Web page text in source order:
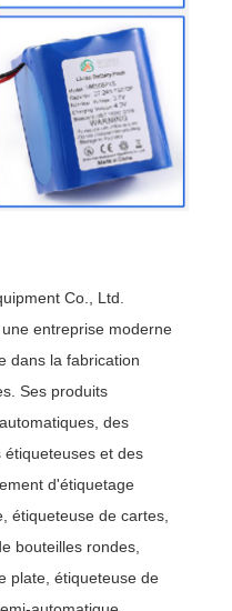
Co., Ltd.
entreprise moderne
dans la fabrication
Ses produits
des
et des
d'étiquetage
étiqueteuse de cartes,
bouteilles rondes,
plate, étiqueteuse de